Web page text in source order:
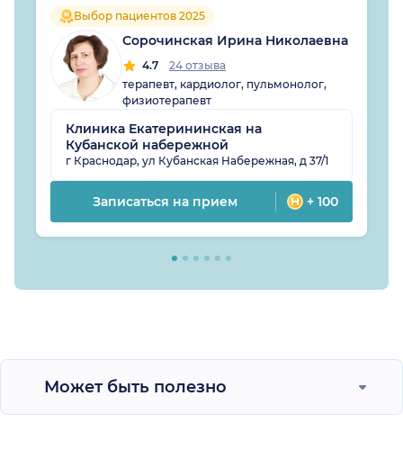
Выбор пациентов 2025
Сорочинская Ирина Николаевна
4.7
24 отзыва
терапевт, кардиолог, пульмонолог,
физиотерапевт
Клиника Екатерининская на
Кубанской набережной
г Краснодар, ул Кубанская Набережная, д 37/1
Записаться на прием + 100
Может быть полезно